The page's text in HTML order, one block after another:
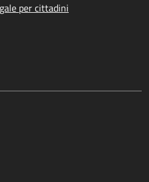
per cittadini